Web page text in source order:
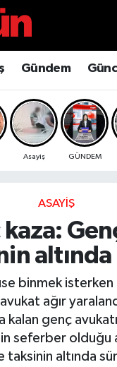
Gündem
Asayiş GÜNDEM
ASAYIŞ
kaza:
altında
binmek isterken
ağır
kalan genç
seferber olduğu
taksinin altında
Sokak
Nöbetçi
Hava Durumu
Namaz
Trafik Yoğunluk
Durumu ve Fikstür